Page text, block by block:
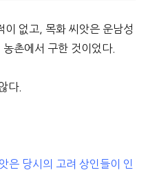
이 없고, 목화 씨앗은 운남성
촌에서 구한 것이었다.
다.
은 당시의 고려 상인들이 인